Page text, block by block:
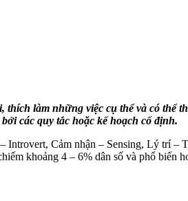
làm những việc cụ thể và có
các quy tắc hoặc kế hoạch cố định.
Cảm nhận – Sensing, Lý trí
khoảng 4 – 6% dân số và phổ biến